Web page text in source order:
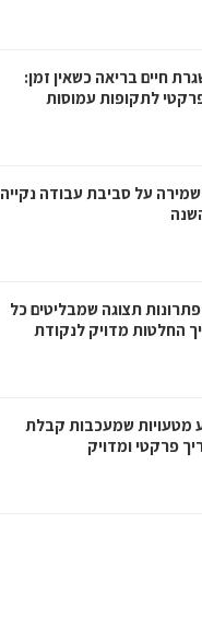
חיים בריאה כשאין זמן:
לתקופות עמוסות
לשמירה על סביבת עבודה נקייה
תצוגה שמבליטים כל
החלטות מדויק לנקודת
מטעויות שמעכבות קבלת
פרקטי ומדויק